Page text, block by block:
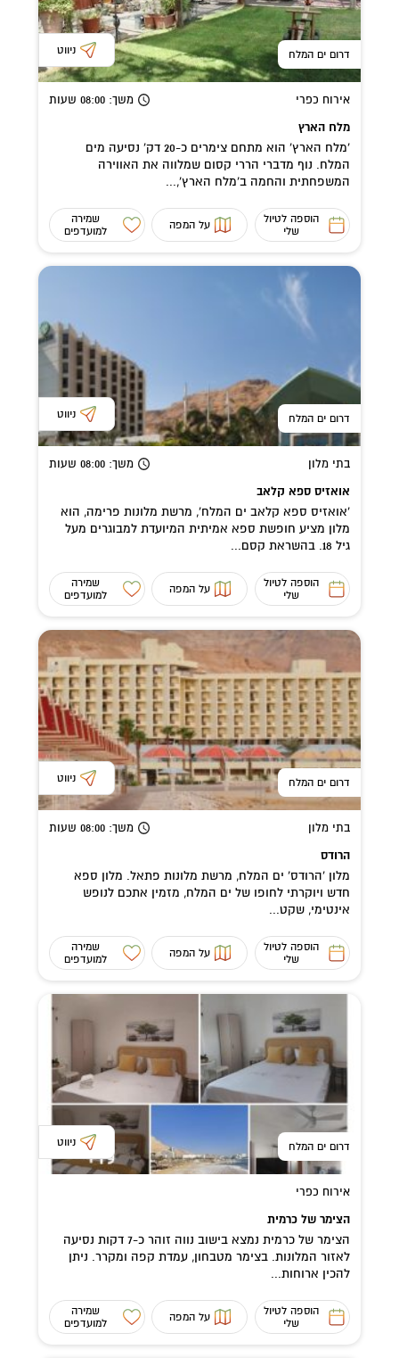
דרום ים המלח ניווט
אירוח כפרי משך: 08:00 שעות
מלח הארץ
'מלח הארץ' הוא מתחם צימרים כ-20 דק' נסיעה מים
המלח. נוף מדברי הררי קסום שמלווה את האווירה
המשפחתית והחמה ב'מלח הארץ',...
הוספה לטיול
שלי
על המפה
שמירה
למועדפים
דרום ים המלח ניווט
בתי מלון משך: 08:00 שעות
אואזיס ספא קלאב
'אואזיס ספא קלאב ים המלח', מרשת מלונות פרימה, הוא
מלון מציע חופשת ספא אמיתית המיועדת למבוגרים מעל
גיל 18. בהשראת קסם...
הוספה לטיול
שלי
על המפה
שמירה
למועדפים
דרום ים המלח ניווט
בתי מלון משך: 08:00 שעות
הרודס
מלון 'הרודס' ים המלח, מרשת מלונות פתאל. מלון ספא
חדש ויוקרתי לחופו של ים המלח, מזמין אתכם לנופש
אינטימי, שקט...
הוספה לטיול
שלי
על המפה
שמירה
למועדפים
דרום ים המלח ניווט
אירוח כפרי
הצימר של כרמית
הצימר של כרמית נמצא בישוב נווה זוהר כ-7 דקות נסיעה
לאזור המלונות. בצימר מטבחון, עמדת קפה ומקרר. ניתן
להכין ארוחות...
הוספה לטיול
שלי
על המפה
שמירה
למועדפים